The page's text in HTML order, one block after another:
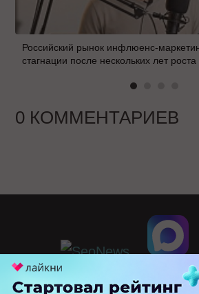
Российский рынок инфлюенс-
стагнации после нескольких лет роста
0 КОММЕНТАРИЕВ
ПЕРЕЙТИ НА